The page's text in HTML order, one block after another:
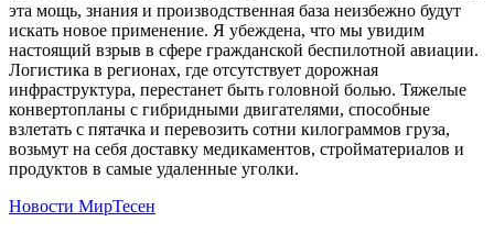
эта мощь, знания и производственная база неизбежно будут
искать новое применение. Я убеждена, что мы увидим
настоящий взрыв в сфере гражданской беспилотной авиации.
Логистика в регионах, где отсутствует дорожная
инфраструктура, перестанет быть головной болью. Тяжелые
конвертопланы с гибридными двигателями, способные
взлетать с пятачка и перевозить сотни килограммов груза,
возьмут на себя доставку медикаментов, стройматериалов и
продуктов в самые удаленные уголки.
Новости МирТесен